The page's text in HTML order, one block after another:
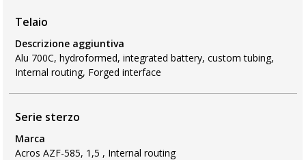
Telaio
Descrizione aggiuntiva
Alu 700C, hydroformed, integrated battery, custom tubing,
Internal routing, Forged interface
Serie sterzo
Marca
Acros AZF-585, 1,5 , Internal routing